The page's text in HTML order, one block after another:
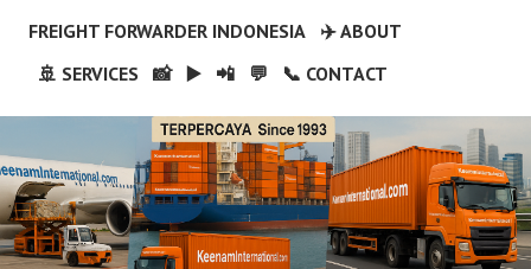
FREIGHT FORWARDER INDONESIA
✈️ ABOUT
🚢 SERVICES
📸 ▶️ 📲 💬 📞 CONTACT